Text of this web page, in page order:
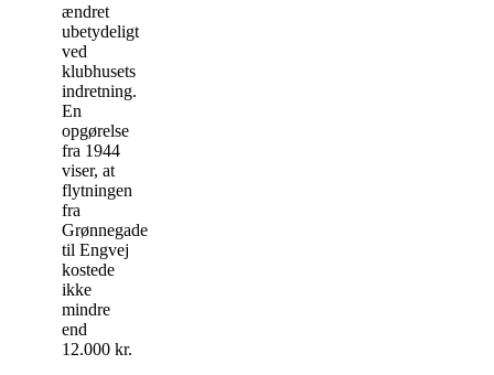
ændret
ubetydeligt
ved
klubhusets
indretning.
En
opgørelse
fra 1944
viser, at
flytningen
fra
Grønnegade
til Engvej
kostede
ikke
mindre
end
12.000 kr.